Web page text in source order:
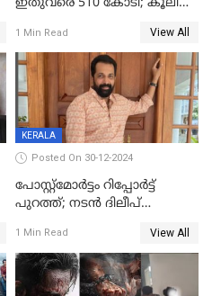
ഇതുവരെ 510 കോടി; കൂലി
തീയതി പുറത്ത്
1 Min Read View All
KERALA
Posted On 30-12-2024
പോസ്റ്റ്‌മോര്‍ട്ടം റിപ്പോര്‍ട്ട്
പുറത്ത്; നടൻ ദിലീപ്
ആന്തരിക രക്തസ്രാവം
1 Min Read View All